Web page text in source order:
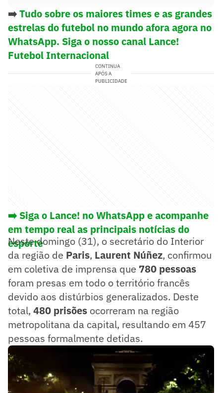
➡️Tudo sobre os maiores times e as grandes
estrelas do futebol no mundo afora agora no
WhatsApp. Siga o nosso canal Lance!
Futebol Internacional
CONTINUA
APÓS A
PUBLICIDADE
➡️ Siga o Lance! no WhatsApp e acompanhe
em tempo real as principais notícias do
esporte
Neste domingo (31), o secretário do Interior
da região de Paris, Laurent Núñez, confirmou
em coletiva de imprensa que 780 pessoas
foram presas em todo o território francês
devido aos distúrbios generalizados. Deste
total, 480 prisões ocorreram na região
metropolitana da capital, resultando em 457
pessoas formalmente detidas.